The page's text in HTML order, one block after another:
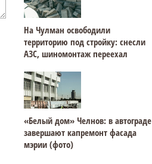
На Чулман освободили
территорию под стройку: снесли
АЗС, шиномонтаж переехал
«Белый дом» Челнов: в автограде
завершают капремонт фасада
мэрии (фото)